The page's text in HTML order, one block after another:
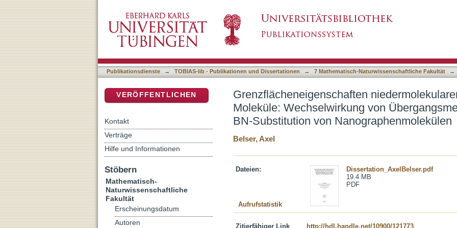
Übergangsmetallphthalocyaninen und BN-Substitution von
Publikationsdienste → TOBIAS-lib - Publikationen und Dissertationen → 7 Mathematisch-Naturwissenschaftliche Fakultät →
Grenzflächeneigenschaften
Moleküle: Wechselwirkung von
BN-Substitution von Nanographenmolekülen
Belser, Axel
Dateien:
Dissertation_AxelBelser.pdf
19.4 MB
PDF
Aufrufstatistik
Zitierfähiger Link
http://hdl.handle.net/10900/121773
VERÖFFENTLICHEN
Kontakt
Verträge
Hilfe und Informationen
Stöbern
Mathematisch-
Naturwissenschaftliche
Fakultät
Erscheinungsdatum
Autoren